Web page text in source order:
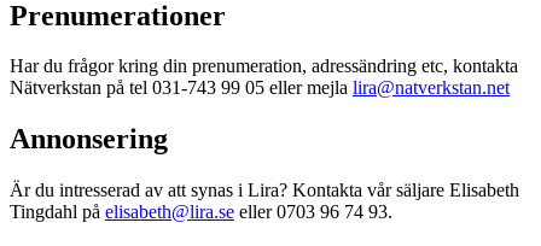
Prenumerationer
Har du frågor kring din prenumeration, adressändring etc, kontakta
Nätverkstan på tel 031-743 99 05 eller mejla lira@natverkstan.net
Annonsering
Är du intresserad av att synas i Lira? Kontakta vår säljare Elisabeth
Tingdahl på elisabeth@lira.se eller 0703 96 74 93.